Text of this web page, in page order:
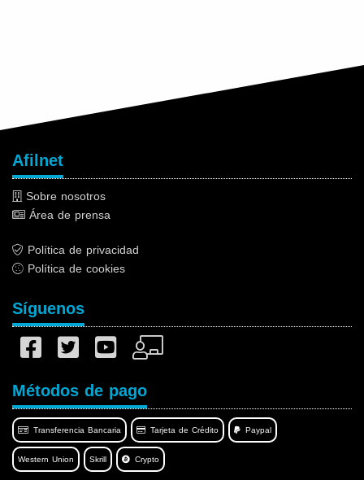
Afilnet
Sobre nosotros
Área de prensa
Política de privacidad
Política de cookies
Síguenos
Métodos de pago
Transferencia Bancaria Tarjeta de Crédito Paypal
Western Union Skrill Crypto